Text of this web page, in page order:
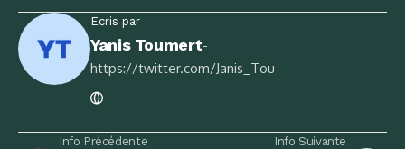
Ecris par
Yanis Toumert-
https://twitter.com/Janis_Tou
Info Précédente Info Suivante